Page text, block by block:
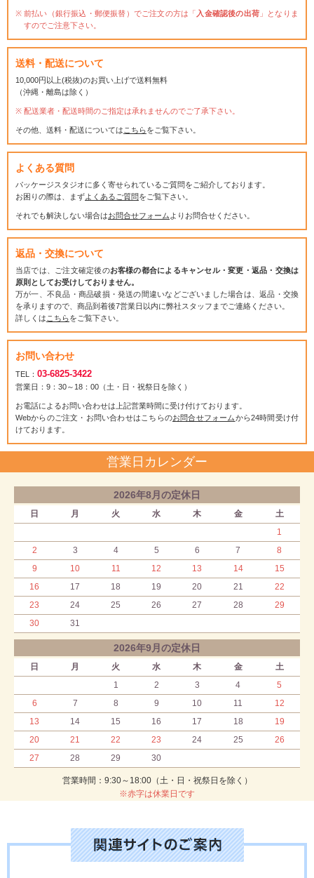
前払い（銀行振込・郵便振替）でご注文の方は「 入金確認後の出荷 」となりま
すのでご注意下さい。
送料・配送について
10,000円以上(税抜)のお買い上げで送料無料
（沖縄・離島は除く）
配送業者・配送時間のご指定は承れませんのでご了承下さい。
その他、送料・配送については こちらをご覧下さい。
よくある質問
パッケージスタジオに多く寄せられているご質問をご紹介しております。
お困りの際は、まずよくあるご質問をご覧下さい。
それでも解決しない場合はお問合せフォーム よりお問合せください。
返品・交換について
当店では、ご注文確定後のお客様の都合によるキャンセル・変更・返品・交換は
原則としてお受けしておりません。
万が一、不良品・商品破損・発送の間違いなどございました場合は、返品・交換
を承りますので、商品到着後7営業日以内に弊社スタッフまでご連絡ください。
詳しくは こちらをご覧下さい。
お問い合わせ
TEL： 03-6825-3422
営業日：9：30～18：00（土・日・祝祭日を除く）
お電話によるお問い合わせは上記営業時間に受け付けております。
Webからのご注文・お問い合わせはこちらのお問合せフォームから24時間受け付
けております。
営業日カレンダー
2026年8月の定休日
日 月 火 水 木 金
土
1
2
3 4 5 6 7
8
9
10 11 12 13 14
15
16
17 18 19 20 21
22
23
24 25 26 27 28
29
30
31
2026年9月の定休日
日 月 火 水 木 金
土
1
2 3 4
5
6
7 8 9 10 11
12
13
14 15 16 17 18
19
20
21 22 23 24 25
26
27
28 29 30
営業時間：9:30～18:00（土・日・祝祭日を除く）
※赤字は休業日です